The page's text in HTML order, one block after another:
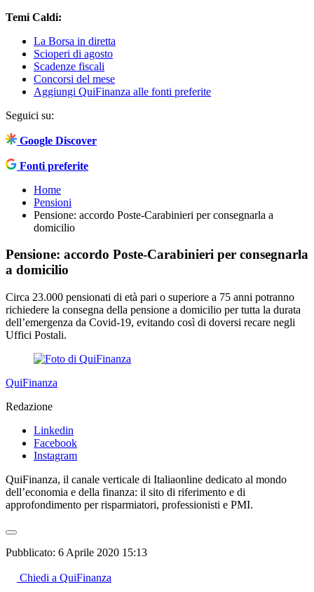
Temi Caldi:
La Borsa in diretta
Scioperi di agosto
Scadenze fiscali
Concorsi del mese
Aggiungi QuiFinanza alle fonti preferite
Seguici su:
Google Discover
Fonti preferite
Home
Pensioni
Pensione: accordo Poste-Carabinieri per consegnarla a
domicilio
Pensione: accordo Poste-Carabinieri per consegnarla
a domicilio
Circa 23.000 pensionati di età pari o superiore a 75 anni potranno
richiedere la consegna della pensione a domicilio per tutta la durata
dell’emergenza da Covid-19, evitando così di doversi recare negli
Uffici Postali.
QuiFinanza
Redazione
Linkedin
Facebook
Instagram
QuiFinanza, il canale verticale di Italiaonline dedicato al mondo
dell’economia e della finanza: il sito di riferimento e di
approfondimento per risparmiatori, professionisti e PMI.
Pubblicato: 6 Aprile 2020 15:13
Chiedi a QuiFinanza